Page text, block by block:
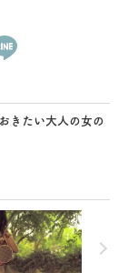
きたい大人の女の